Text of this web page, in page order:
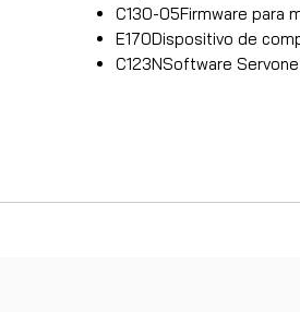
C130-05Firmware para
E170Dispositivo de
C123NSoftware